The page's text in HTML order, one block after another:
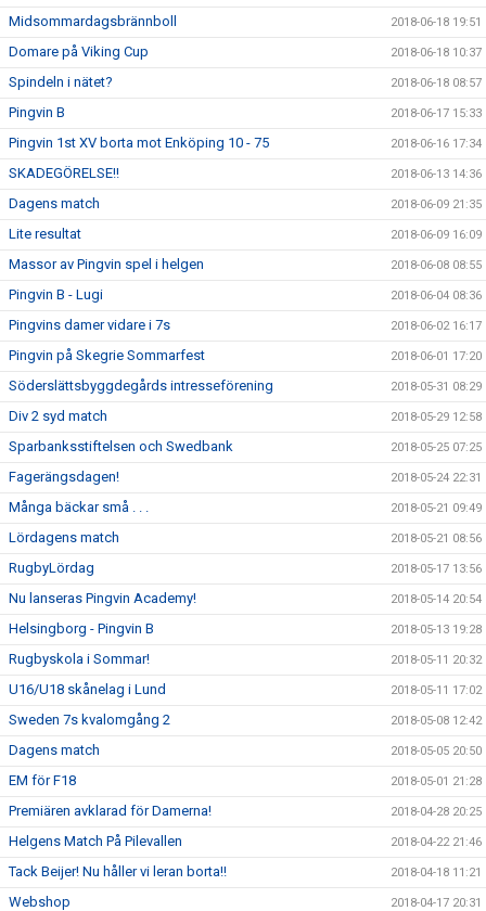
Midsommardagsbrännboll 2018-06-18 19:51
Domare på Viking Cup 2018-06-18 10:37
Spindeln i nätet? 2018-06-18 08:57
Pingvin B 2018-06-17 15:33
Pingvin 1st XV borta mot Enköping 10 - 75 2018-06-16 17:34
SKADEGÖRELSE!! 2018-06-13 14:36
Dagens match 2018-06-09 21:35
Lite resultat 2018-06-09 16:09
Massor av Pingvin spel i helgen 2018-06-08 08:55
Pingvin B - Lugi 2018-06-04 08:36
Pingvins damer vidare i 7s 2018-06-02 16:17
Pingvin på Skegrie Sommarfest 2018-06-01 17:20
Söderslättsbyggdegårds intresseförening 2018-05-31 08:29
Div 2 syd match 2018-05-29 12:58
Sparbanksstiftelsen och Swedbank 2018-05-25 07:25
Fagerängsdagen! 2018-05-24 22:31
Många bäckar små . . . 2018-05-21 09:49
Lördagens match 2018-05-21 08:56
RugbyLördag 2018-05-17 13:56
Nu lanseras Pingvin Academy! 2018-05-14 20:54
Helsingborg - Pingvin B 2018-05-13 19:28
Rugbyskola i Sommar! 2018-05-11 20:32
U16/U18 skånelag i Lund 2018-05-11 17:02
Sweden 7s kvalomgång 2 2018-05-08 12:42
Dagens match 2018-05-05 20:50
EM för F18 2018-05-01 21:28
Premiären avklarad för Damerna! 2018-04-28 20:25
Helgens Match På Pilevallen 2018-04-22 21:46
Tack Beijer! Nu håller vi leran borta!! 2018-04-18 11:21
Webshop 2018-04-17 20:31